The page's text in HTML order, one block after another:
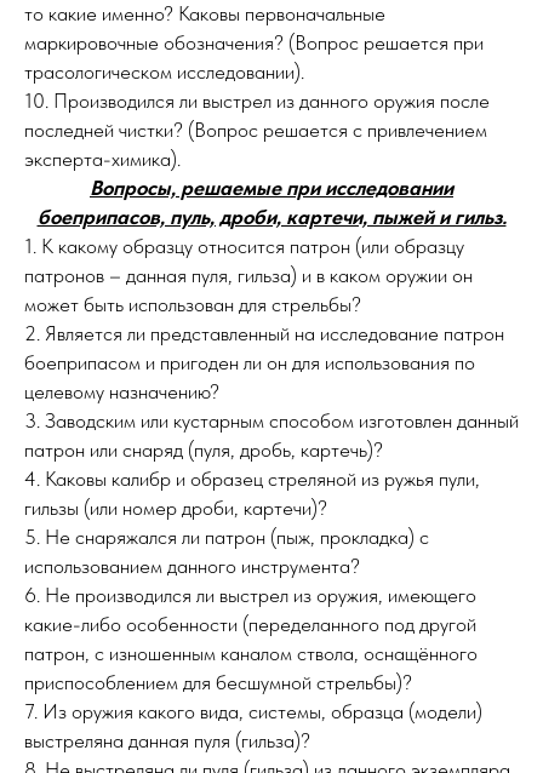
то какие именно? Каковы первоначальные
маркировочные обозначения? (Вопрос решается при
трасологическом исследовании).
10. Производился ли выстрел из данного оружия после
последней чистки? (Вопрос решается с привлечением
эксперта-химика).
Вопросы, решаемые при исследовании
боеприпасов, пуль, дроби, картечи, пыжей и гильз.
1. К какому образцу относится патрон (или образцу
патронов – данная пуля, гильза) и в каком оружии он
может быть использован для стрельбы?
2. Является ли представленный на исследование патрон
боеприпасом и пригоден ли он для использования по
целевому назначению?
3. Заводским или кустарным способом изготовлен данный
патрон или снаряд (пуля, дробь, картечь)?
4. Каковы калибр и образец стреляной из ружья пули,
гильзы (или номер дроби, картечи)?
5. Не снаряжался ли патрон (пыж, прокладка) с
использованием данного инструмента?
6. Не производился ли выстрел из оружия, имеющего
какие-либо особенности (переделанного под другой
патрон, с изношенным каналом ствола, оснащённого
приспособлением для бесшумной стрельбы)?
7. Из оружия какого вида, системы, образца (модели)
выстреляна данная пуля (гильза)?